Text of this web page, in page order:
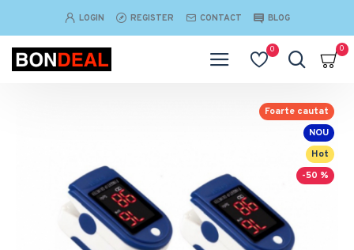
LOGIN REGISTER CONTACT BLOG
0 0
NOU
Hot
Foarte cautat
-50 %